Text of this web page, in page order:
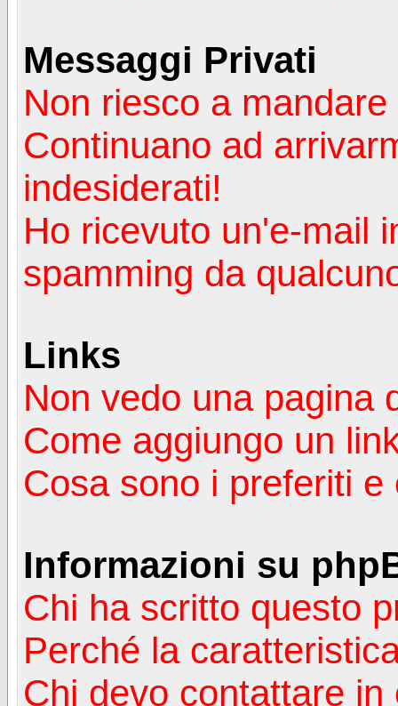
Messaggi Privati
Non riesco a
Continuano ad
indesiderati!
Ho ricevuto un'e-mail
spamming da
Links
Non vedo una pagina
Come aggiungo un
Cosa sono i preferiti
Informazioni su
Chi ha scritto questo
Perché la
Chi devo contattare